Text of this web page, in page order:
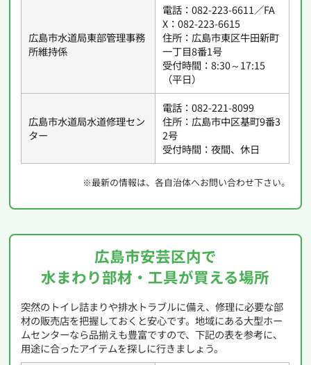
広島市水道局東部管理事務
所維持係
電話：082-223-6611／FA
X：082-223-6615
住所：広島市東区牛田新町
一丁目8番1号
受付時間：8:30～17:15
（平日）
広島市水道局水道修理セン
ター
電話：082-221-8099
住所：広島市中区基町9番3
2号
受付時間：夜間、休日
※最新の情報は、各自治体へお問い合わせ下さい。
広島市安芸区内で
水まわり部材・工具が買える場所
突然のトイレ詰まりや排水トラブルに備え、修理に必要な部
材の販売店を把握しておくと安心です。地域にある大型ホー
ムセンターなら品揃えも豊富ですので、下記の表を参考に、
用途に合ったアイテムを探しに行きましょう。